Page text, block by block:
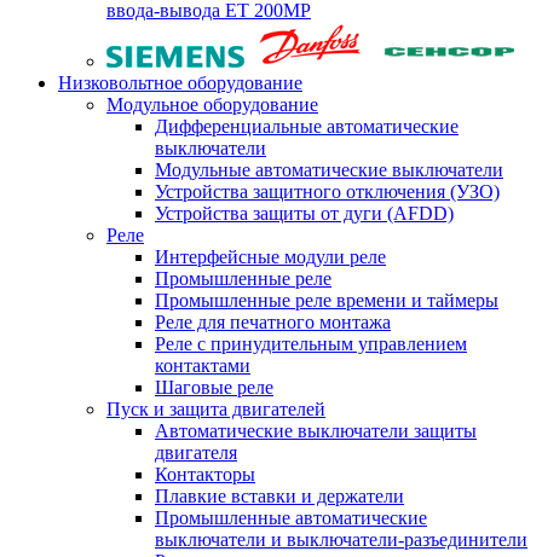
ввода-вывода ET 200MP
Низковольтное оборудование
Модульное оборудование
Дифференциальные автоматические
выключатели
Модульные автоматические выключатели
Устройства защитного отключения (УЗО)
Устройства защиты от дуги (AFDD)
Реле
Интерфейсные модули реле
Промышленные реле
Промышленные реле времени и таймеры
Реле для печатного монтажа
Реле с принудительным управлением
контактами
Шаговые реле
Пуск и защита двигателей
Автоматические выключатели защиты
двигателя
Контакторы
Плавкие вставки и держатели
Промышленные автоматические
выключатели и выключатели-разъединители